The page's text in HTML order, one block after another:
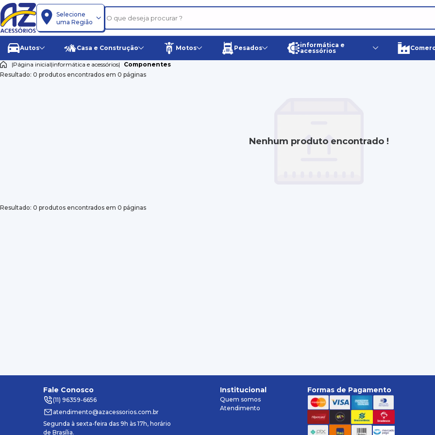
Selecione
uma Região
Autos Casa e Construção Motos Pesados
informática e
acessórios
|Página inicial|informática e acessórios|
Componentes
Resultado: 0 produtos encontrados em 0 páginas
Nenhum produto encontrado !
Resultado: 0 produtos encontrados em 0 páginas
Fale Conosco
(11) 96359-6656
atendimento@azacessorios.com.br
Segunda à sexta-feira das 9h às 17h, horário
de Brasília.
Institucional
Quem somos
Atendimento
Formas de Pagamento